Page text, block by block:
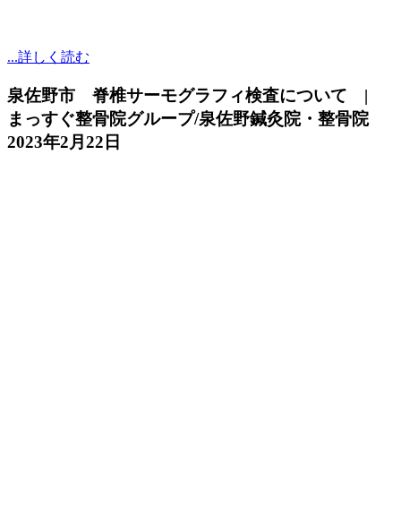
...詳しく読む
泉佐野市 脊椎サーモグラフィ検査について |
まっすぐ整骨院グループ/泉佐野鍼灸院・整骨院
2023年2月22日